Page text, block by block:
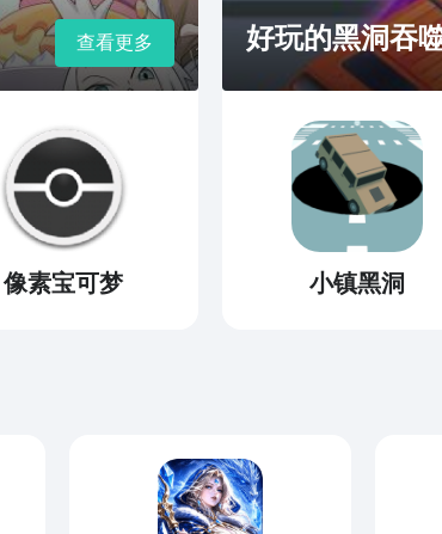
服务条款
印象笔记 微博@印
印象笔记
查看更多
像素宝可梦
好玩的黑洞吞
小镇黑洞